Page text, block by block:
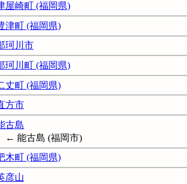
屋崎町 (福岡県)
津町 (福岡県)
珂川市
珂川町 (福岡県)
丈町 (福岡県)
方市
古島
← 能古島 (福岡市)
木町 (福岡県)
彦山